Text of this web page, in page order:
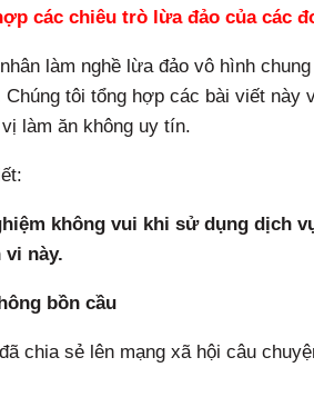
các chiêu trò lừa đảo của các
làm nghề lừa đảo vô hình
tôi tổng hợp các bài viết này
làm ăn không uy tín.
không vui khi sử dụng dịch
này.
bồn cầu
chia sẻ lên mạng xã hội câu